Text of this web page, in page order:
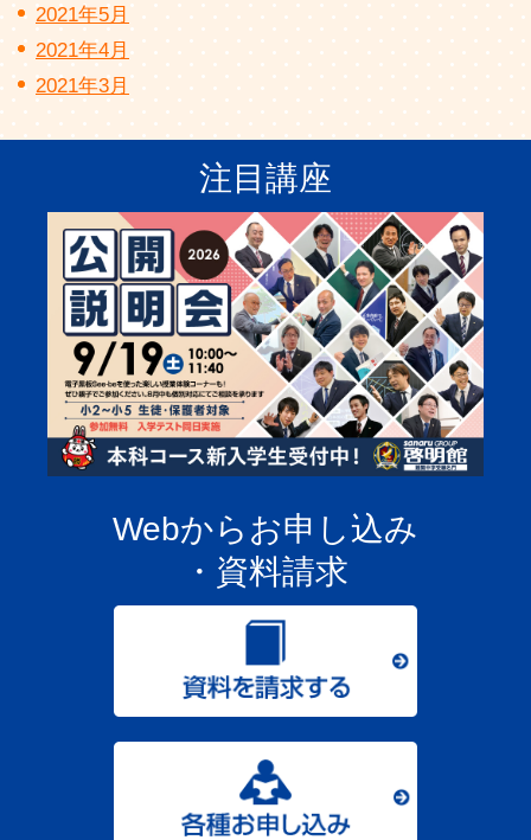
2021年5月
2021年4月
2021年3月
注目講座
Webからお申し込み
・資料請求